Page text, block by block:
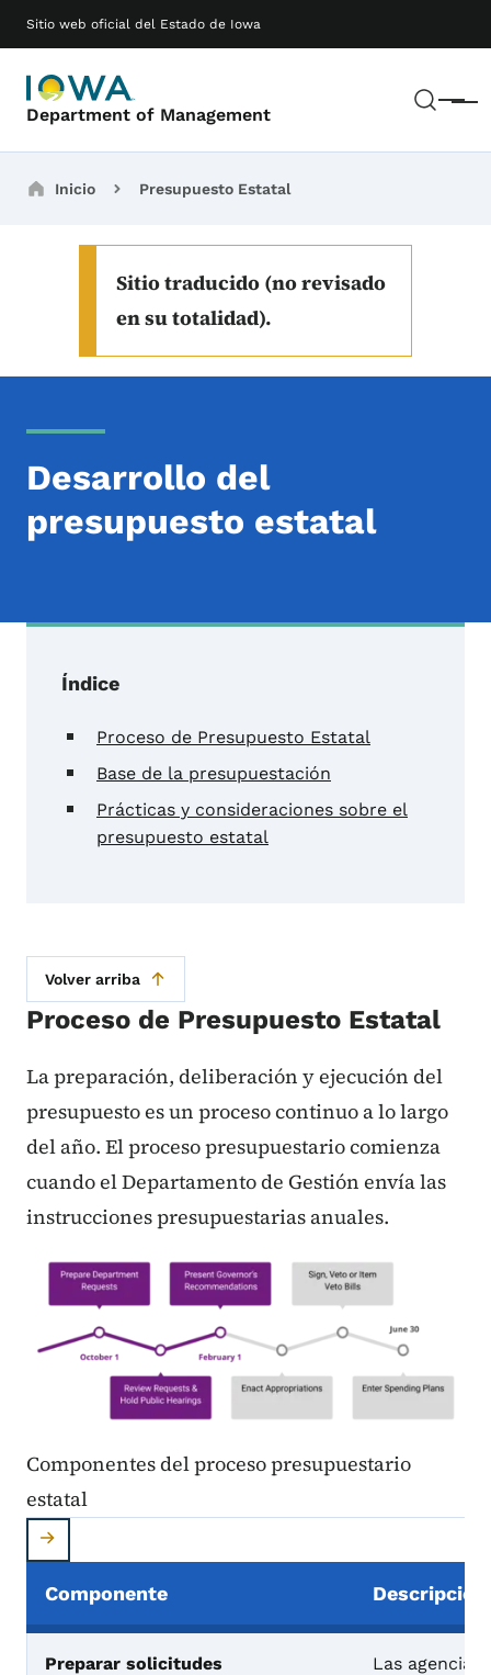
Sitio web oficial del Estado de Iowa
Department of Management Menú
Main navigation
Breadcrumbs
Inicio Presupuesto Estatal
Sitio traducido (no revisado
en su totalidad).
Desarrollo del
presupuesto estatal
Índice
Proceso de Presupuesto Estatal
Base de la presupuestación
Prácticas y consideraciones sobre el
presupuesto estatal
Volver arriba
Proceso de Presupuesto Estatal
La preparación, deliberación y ejecución del
presupuesto es un proceso continuo a lo largo
del año. El proceso presupuestario comienza
cuando el Departamento de Gestión envía las
instrucciones presupuestarias anuales.
Componentes del proceso presupuestario
estatal
Componente Descripción
Preparar solicitudes
Las